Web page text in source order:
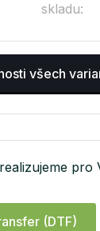
skladu:
všech
pro
(DTF)